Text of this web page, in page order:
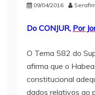
09/04/2016
Do CONJUR, Por
O Tema 582 do
afirma que o
constitucional
dados relativos ao